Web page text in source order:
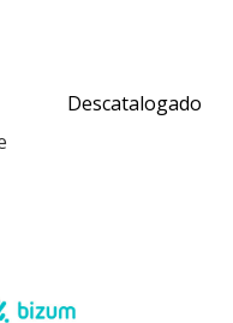
Descatalogado